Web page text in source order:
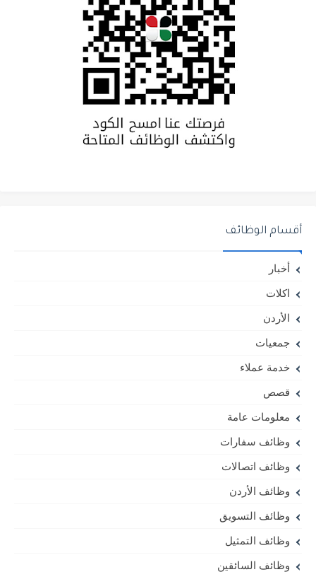
أقسام الوظائف
أخبار
اكلات
الأردن
جمعيات
خدمة عملاء
قصص
معلومات عامة
وظائف سفارات
وظائف اتصالات
وظائف الأردن
وظائف التسويق
وظائف التمثيل
وظائف السائقين